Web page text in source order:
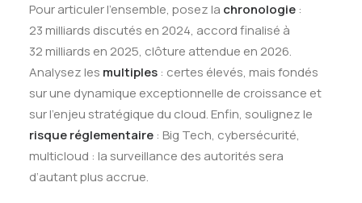
Pour articuler l’ensemble, posez la chronologie :
23 milliards discutés en 2024, accord finalisé à
32 milliards en 2025, clôture attendue en 2026.
Analysez les multiples : certes élevés, mais fondés
sur une dynamique exceptionnelle de croissance et
sur l’enjeu stratégique du cloud. Enfin, soulignez le
risque réglementaire : Big Tech, cybersécurité,
multicloud : la surveillance des autorités sera
d’autant plus accrue.